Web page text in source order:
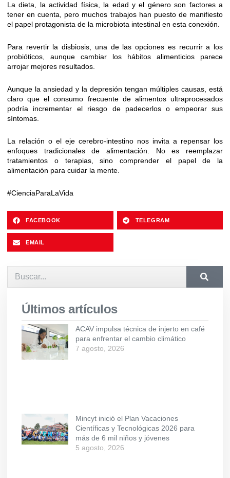
La dieta, la actividad física, la edad y el género son factores a
tener en cuenta, pero muchos trabajos han puesto de manifiesto
el papel protagonista de la microbiota intestinal en esta conexión.
Para revertir la disbiosis, una de las opciones es recurrir a los
probióticos, aunque cambiar los hábitos alimenticios parece
arrojar mejores resultados.
Aunque la ansiedad y la depresión tengan múltiples causas, está
claro que el consumo frecuente de alimentos ultraprocesados
podría incrementar el riesgo de padecerlos o empeorar sus
síntomas.
La relación o el eje cerebro-intestino nos invita a repensar los
enfoques tradicionales de alimentación. No es reemplazar
tratamientos o terapias, sino comprender el papel de la
alimentación para cuidar la mente.
#CienciaParaLaVida
FACEBOOK TELEGRAM
EMAIL
Últimos artículos
ACAV impulsa técnica de injerto en café
para enfrentar el cambio climático
7 agosto, 2026
Mincyt inició el Plan Vacaciones
Científicas y Tecnológicas 2026 para
más de 6 mil niños y jóvenes
5 agosto, 2026